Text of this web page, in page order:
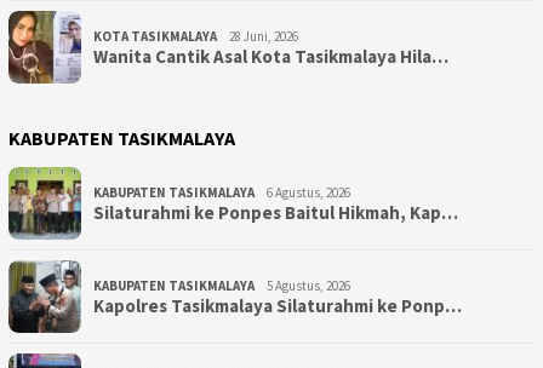
KOTA TASIKMALAYA 28 Juni, 2026
Wanita Cantik Asal Kota Tasikmalaya Hila…
KABUPATEN TASIKMALAYA
KABUPATEN TASIKMALAYA 6 Agustus, 2026
Silaturahmi ke Ponpes Baitul Hikmah, Kap…
KABUPATEN TASIKMALAYA 5 Agustus, 2026
Kapolres Tasikmalaya Silaturahmi ke Ponp…